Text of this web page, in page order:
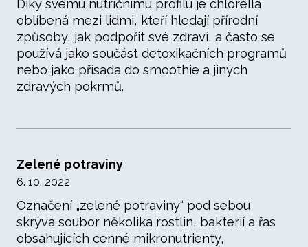
Díky svému nutričnímu profilu je chlorella
oblíbená mezi lidmi, kteří hledají přírodní
způsoby, jak podpořit své zdraví, a často se
používá jako součást detoxikačních programů
nebo jako přísada do smoothie a jiných
zdravých pokrmů.
Zelené potraviny
6. 10. 2022
Označení „zelené potraviny“ pod sebou
skrývá soubor několika rostlin, bakterií a řas
obsahujících cenné mikronutrienty,